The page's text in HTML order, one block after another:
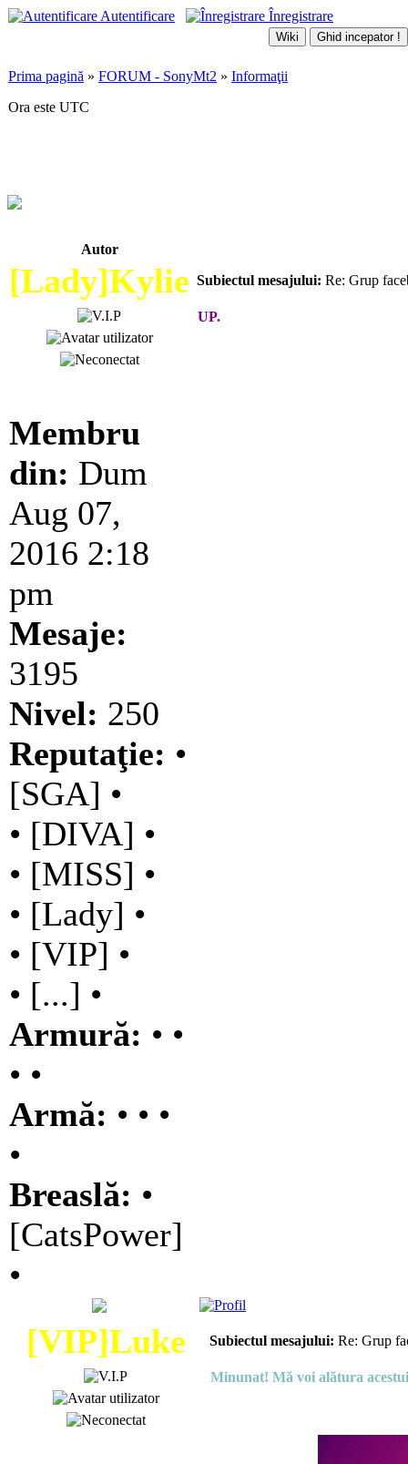
Autentificare Înregistrare
Prima pagină » FORUM - SonyMt2 » Informaţii
Ora este UTC
Autor
[Lady]Kylie Subiectul mesajului: Re: Grup
Membru
din: Dum
Aug 07,
2016 2:18
pm
Mesaje:
3195
Nivel: 250
Reputaţie: •
[SGA] •
• [DIVA] •
• [MISS] •
• [Lady] •
• [VIP] •
• [...] •
Armură: • •
• •
Armă: • • •
•
Breaslă: •
[CatsPower]
•
UP.
[VIP]Luke Subiectul mesajului: Re: Grup
Minunat! Mă voi alătura